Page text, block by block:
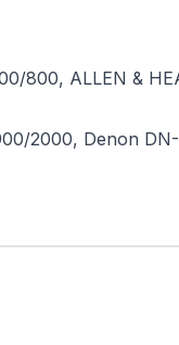
800, ALLEN &
2000, Denon